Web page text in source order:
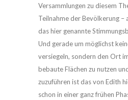
Versammlungen zu diesem
Teilnahme der Bevölkerung –
das hier genannte
Und gerade um möglichst
versiegeln, sondern den Ort
bebaute Flächen zu nutzen
zuzuführen ist das von Edith
schon in einer ganz frühen